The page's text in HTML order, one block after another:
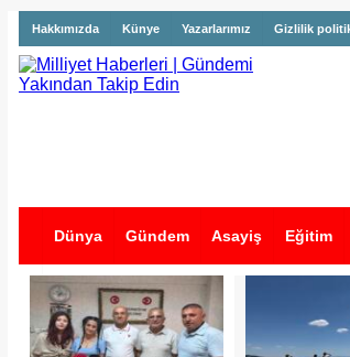
Hakkımızda Künye Yazarlarımız Gizlilik
Dünya Gündem Asayiş Eğitim
İş İlanları